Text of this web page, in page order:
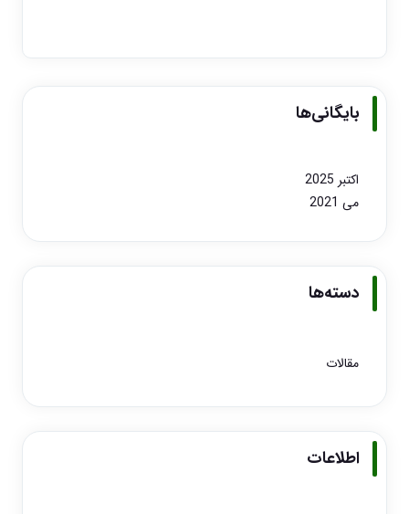
بایگانی‌ها
اکتبر 2025
می 2021
دسته‌ها
مقالات
اطلاعات